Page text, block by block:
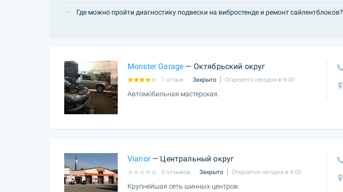
Где можно пройти диагностику подвески на вибростенде и ремонт сайлентблоков?
Monster Garage — Октябрьский округ
1 отзыв Закрыто Откроется сегодня в 9:00
Автомобильная мастерская.
Vianor— Центральный округ
0 отзывов Закрыто Откроется сегодня в 9:00
Крупнейшая сеть шинных центров.